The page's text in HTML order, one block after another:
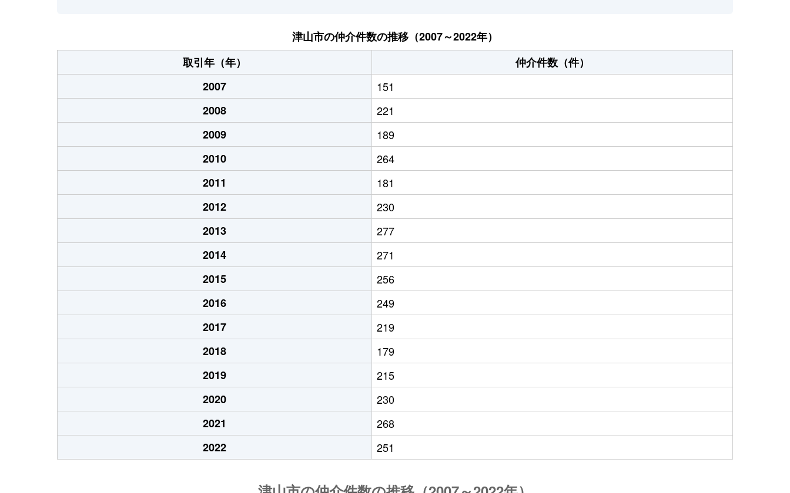
津山市の仲介件数の推移（2007～2022年）
取引年（年）
仲介件数（件）
2007
151
2008
221
2009
189
2010
264
2011
181
2012
230
2013
277
2014
271
2015
256
2016
249
2017
219
2018
179
2019
215
2020
230
2021
268
2022
251